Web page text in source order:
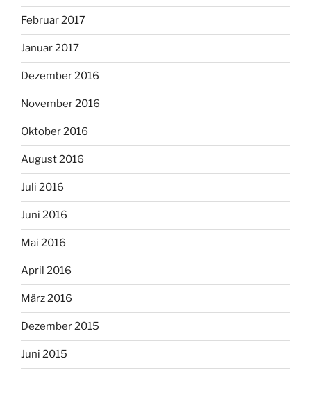
Februar 2017
Januar 2017
Dezember 2016
November 2016
Oktober 2016
August 2016
Juli 2016
Juni 2016
Mai 2016
April 2016
März 2016
Dezember 2015
Juni 2015